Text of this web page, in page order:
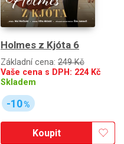
Holmes z Kjóta 6
Základní cena: 249 Kč
Vaše cena s DPH: 224Kč
Skladem
-10%
Koupit